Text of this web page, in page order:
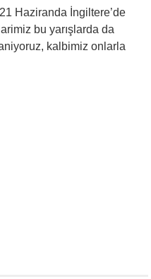
Haziranda İngiltere’de
bu yarışlarda da
kalbimiz onlarla